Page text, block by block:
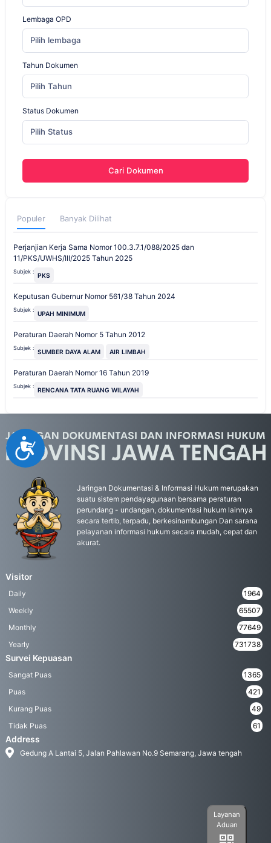
Accessibility
Lembaga OPD
Pilih lembaga
Tahun Dokumen
Pilih Tahun
Status Dokumen
Pilih Status
Cari Dokumen
Populer Banyak Dilihat
Perjanjian Kerja Sama Nomor 100.3.7.1/088/2025 dan
11/PKS/UWHS/III/2025 Tahun 2025
Subjek : PKS
Keputusan Gubernur Nomor 561/38 Tahun 2024
Subjek : UPAH MINIMUM
Peraturan Daerah Nomor 5 Tahun 2012
Subjek : SUMBER DAYA ALAM AIR LIMBAH
Peraturan Daerah Nomor 16 Tahun 2019
Subjek : RENCANA TATA RUANG WILAYAH
Jaringan Dokumentasi & Informasi Hukum merupakan
suatu sistem pendayagunaan bersama peraturan
perundang - undangan, dokumentasi hukum lainnya
secara tertib, terpadu, berkesinambungan Dan sarana
pelayanan informasi hukum secara mudah, cepat dan
akurat.
Visitor
Daily
1964
Weekly
65507
Monthly
77649
Yearly
731738
Survei Kepuasan
Sangat Puas
1365
Puas
421
Kurang Puas
49
Tidak Puas
61
Address
Gedung A Lantai 5, Jalan Pahlawan No.9 Semarang, Jawa tengah
Layanan
Aduan